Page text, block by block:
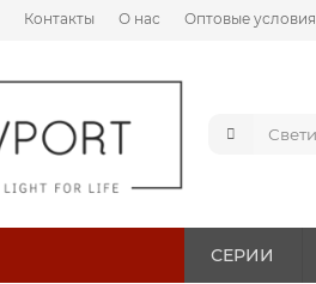
Контакты О нас Оптовые условия
СЕРИИ